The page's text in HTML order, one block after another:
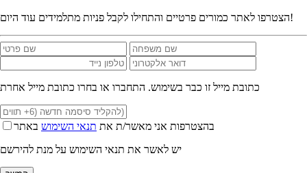
הצטרפו לאתר כמורים פרטיים והתחילו לקבל פניות מתלמידים עוד היום!
כתובת מייל זו כבר בשימוש. התחברו או בחרו כתובת מייל אחרת
בהצטרפות אני מאשר/ת את תנאי השימוש באתר
יש לאשר את תנאי השימוש על מנת להירשם